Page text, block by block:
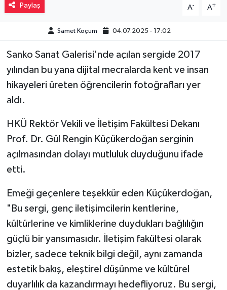
Paylaş A- A+
Samet Koçum 04.07.2025 - 17:02
Sanko Sanat Galerisi'nde açılan sergide 2017
yılından bu yana dijital mecralarda kent ve insan
hikayeleri üreten öğrencilerin fotoğrafları yer
aldı.
HKÜ Rektör Vekili ve İletişim Fakültesi Dekanı
Prof. Dr. Gül Rengin Küçükerdoğan serginin
açılmasından dolayı mutluluk duyduğunu ifade
etti.
Emeği geçenlere teşekkür eden Küçükerdoğan,
"Bu sergi, genç iletişimcilerin kentlerine,
kültürlerine ve kimliklerine duydukları bağlılığın
güçlü bir yansımasıdır. İletişim fakültesi olarak
bizler, sadece teknik bilgi değil, aynı zamanda
estetik bakış, eleştirel düşünme ve kültürel
duyarlılık da kazandırmayı hedefliyoruz. Bu sergi,
Sinemalar
Siyaset
Spor
Teknoloji
Yaşam
Yemek